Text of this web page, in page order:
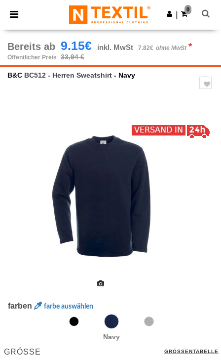
× Ntextil App
Bessere Preise in der App!
App holen
0
Bereits ab 9.15€ inkl. MwSt 7.82€ ohne MwSt *
Öffentlicher Preis 33,94 €
B&C BC512 - Herren Sweatshirt - Navy
farben farbe auswählen
Navy
GRÖSSE GRÖSSENTABELLE